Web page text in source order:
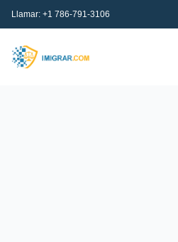
Llamar: +1 786-791-3106